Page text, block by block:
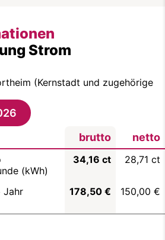
Strom
(Kernstadt und zugehörige
brutto
netto
(kWh)
34,16 ct 28,71 ct
Jahr 178,50 € 150,00 €